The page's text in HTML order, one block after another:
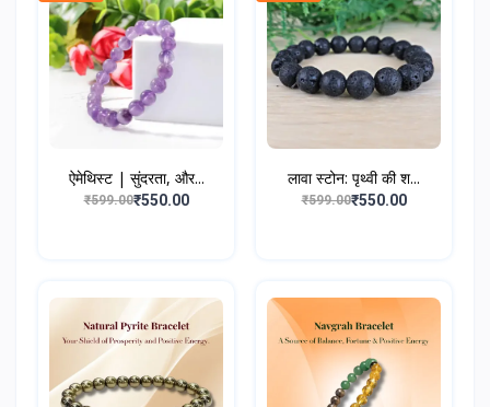
ऐमेथिस्ट | सुंदरता, और...
₹599.00₹550.00
लावा स्टोन: पृथ्वी की श...
₹599.00₹550.00